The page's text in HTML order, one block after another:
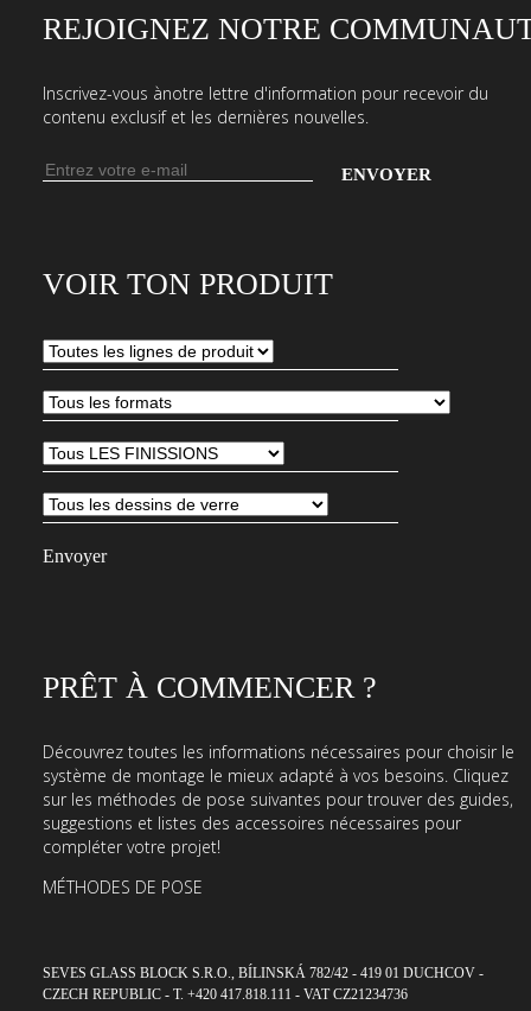
REJOIGNEZ NOTRE
Inscrivez-vous ànotre lettre d'information pour recevoir du
contenu exclusif et les dernières nouvelles.
Adresse
e-
pour
vous
abonner
à
notre
newsletter
VOIR TON PRODUIT
PRÊT À COMMENCER ?
Découvrez toutes les informations nécessaires pour choisir le
système de montage le mieux adapté à vos besoins. Cliquez
sur les méthodes de pose suivantes pour trouver des guides,
suggestions et listes des accessoires nécessaires pour
compléter votre projet!
MÉTHODES DE POSE
SEVES GLASS BLOCK S.R.O., BÍLINSKÁ 782/42 - 419 01 DUCHCOV -
CZECH REPUBLIC - T. +420 417.818.111 - VAT CZ21234736